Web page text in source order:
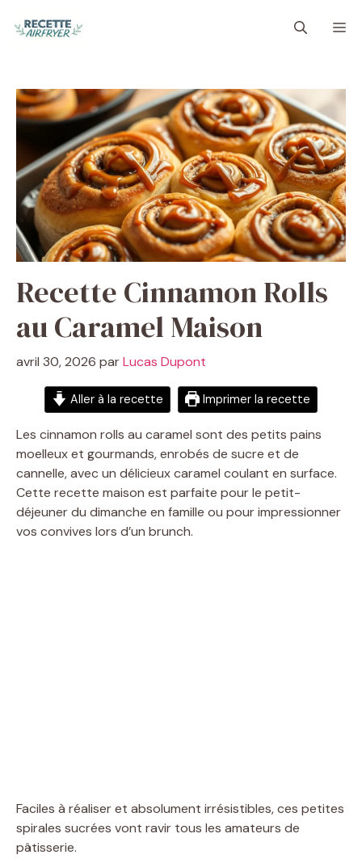
Recette Cinnamon Rolls
au Caramel Maison
avril 30, 2026 parLucas Dupont
Aller à la recette Imprimer la recette
Les cinnamon rolls au caramel sont des petits pains
moelleux et gourmands, enrobés de sucre et de
cannelle, avec un délicieux caramel coulant en surface.
Cette recette maison est parfaite pour le petit-
déjeuner du dimanche en famille ou pour impressionner
vos convives lors d’un brunch.
Faciles à réaliser et absolument irrésistibles, ces petites
spirales sucrées vont ravir tous les amateurs de
pâtisserie.